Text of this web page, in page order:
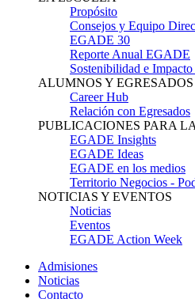
Propósito
Consejos y Equipo
EGADE 30
Reporte Anual EGADE
Sostenibilidad e
ALUMNOS Y EGRESADOS
Career Hub
Relación con Egresados
PUBLICACIONES PARA
EGADE Insights
EGADE Ideas
EGADE en los medios
Territorio Negocios -
NOTICIAS Y EVENTOS
Noticias
Eventos
EGADE Action Week
Admisiones
Noticias
Contacto